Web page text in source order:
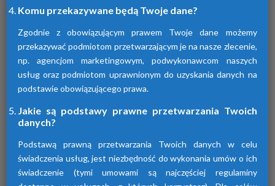
osuszające powietrze poprzez jego
schłodzenie i wykroplenie kondensatu.
Urządzenia te spełniają wszelkie normy i
oczekiwania klientów.
Komu przekazywane będą Twoje dane?
Zgodnie z obowiązującym prawem Twoje dane możemy
przekazywać podmiotom przetwarzającym je na nasze zlecenie,
np. agencjom marketingowym, podwykonawcom naszych
usług oraz podmiotom uprawnionym do uzyskania danych na
podstawie obowiązującego prawa.
Jakie są podstawy prawne przetwarzania Twoich
danych?
Podstawą prawną przetwarzania Twoich danych w celu
świadczenia usług, jest niezbędność do wykonania umów o ich
świadczenie (tymi umowami są najczęściej regulaminy